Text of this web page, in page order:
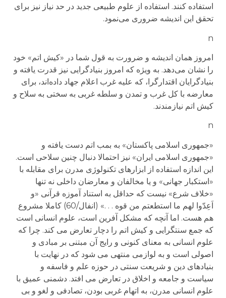
استفاده کنند. استفاده از علوم طبیعی جدید در حد نیاز نیز برای
تحقق این اندیشه ضروری می‌نمود.
n
امروز همان اندیشه و ضرورت به قول شما در «کیش اتم» خود
را نشان می‌دهد. به ویژه که امروز بنیادگرایی نیز قدرت یافته و
بنیادگرایان اقتدارگرا، که علیه غرب اعلام جهاد داده‌اند، برای
معارضه با کل غرب و تمدن و سلطه غربی به سختی به سلاح و
کیش اتم نیازمندند.
n
«جمهوری اسلامی پاکستان» به بمب اتم دست یافته و
«جمهوری اسلامی ایران» نیز احتمالا دنبال چنین سلاحی است.
این اندازه استفاده از ابزارهای تکنولوژی مدرن برای مقابله با
«استکبار جهانی» و یا مخالفان و معارضان داخلی نه تنها
«خلاف شرع» نیست که حداقل به استناد آموزه قرآنی «و
اَعِدّوا لهم ما استطعتم من قوه . . .» (انفال/60) کاملا مشروع
هم هست. اما آنچه که مشکل آفرین است، علوم انسانی است
که جمع سنتگرایی و کیش اتم را دچار تعارض می کند. چرا که
علوم انسانی به معنای کنونی و رایج آن مبتنی بر مبادی و
اصولی است و به لوازمی منتهی می شود که در نهایت با
بنیادهای دین و شریعت سنتی در حوزه علم و فاسفه و
سیاست و جامعه و اخلاق در تعارض می افتد. دشمنی عمیق با
علوم انسانی مدرن، به اتهام غربی بودن، تصادفی و لغو و بی